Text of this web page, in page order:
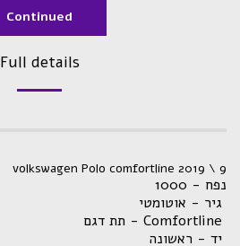
Continued
Full details
volkswagen Polo comfortline 2019 \ 9
נפח - 1000
תת דגם - Comfortline